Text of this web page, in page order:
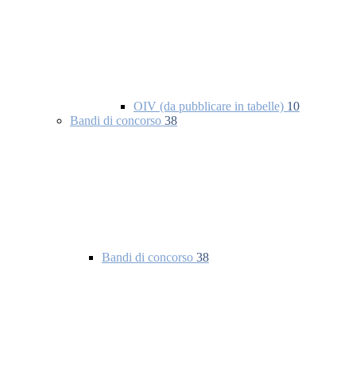
OIV (da pubblicare in tabelle) 10
Bandi di concorso 38
Bandi di concorso 38